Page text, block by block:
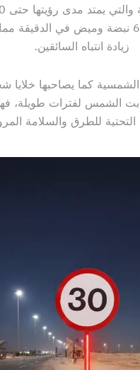
فتُضيء بمُعدَّل 60 نبضة وميض في
زيادة انتباه السائقين.
كما يصاحبها خلايا
الشمس لفترات طويلة،
التحتية للطرق والسلامة